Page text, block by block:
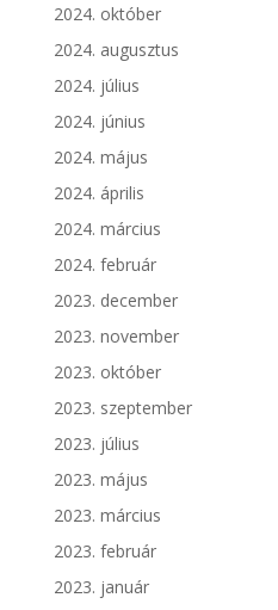
2024. október
2024. augusztus
2024. július
2024. június
2024. május
2024. április
2024. március
2024. február
2023. december
2023. november
2023. október
2023. szeptember
2023. július
2023. május
2023. március
2023. február
2023. január